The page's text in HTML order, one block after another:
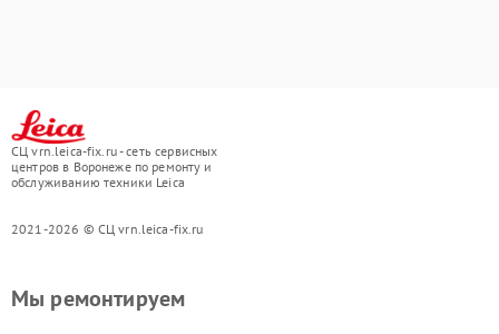
СЦ vrn.leica-fix.ru - сеть сервисных
центров в Воронеже по ремонту и
обслуживанию техники Leica
2021-2026 © СЦ vrn.leica-fix.ru
Мы ремонтируем